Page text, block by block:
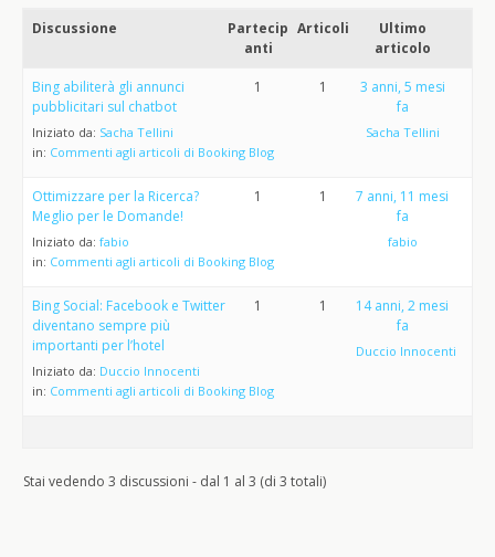
Discussione
Partecip
anti
Articoli
Ultimo
articolo
Bing abiliterà gli annunci
pubblicitari sul chatbot
Iniziato da: Sacha Tellini
in: Commenti agli articoli di Booking Blog
1 1
3 anni, 5 mesi
fa
Sacha Tellini
Ottimizzare per la Ricerca?
Meglio per le Domande!
Iniziato da: fabio
in: Commenti agli articoli di Booking Blog
1 1
7 anni, 11 mesi
fa
fabio
Bing Social: Facebook e Twitter
diventano sempre più
importanti per l’hotel
Iniziato da: Duccio Innocenti
in: Commenti agli articoli di Booking Blog
1 1
14 anni, 2 mesi
fa
Duccio Innocenti
Stai vedendo 3 discussioni - dal 1 al 3 (di 3 totali)